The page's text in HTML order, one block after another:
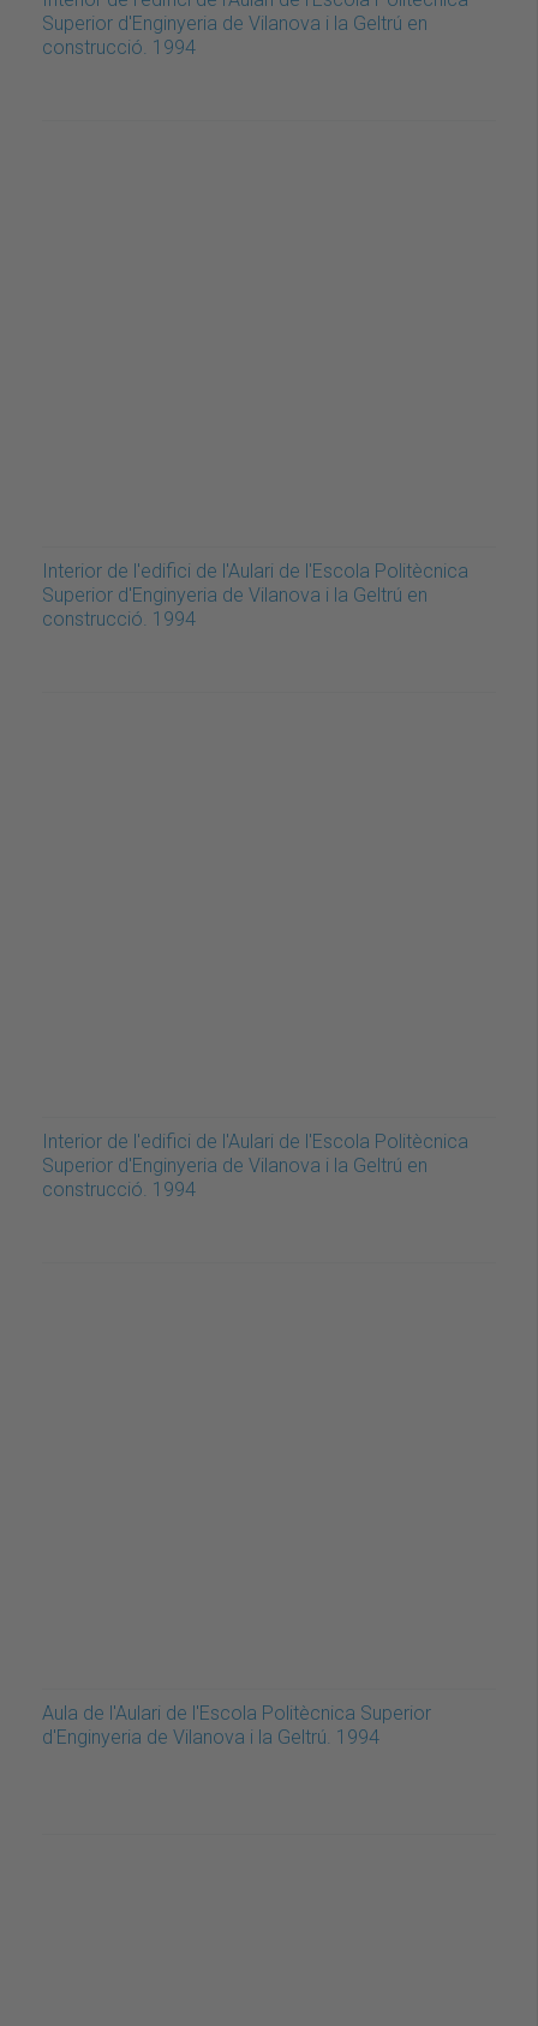
Superior d'Enginyeria de Vilanova i la Geltrú en
construcció. 1994
Interior de l'edifici de l'Aulari de l'Escola Politècnica
Superior d'Enginyeria de Vilanova i la Geltrú en
construcció. 1994
Interior de l'edifici de l'Aulari de l'Escola Politècnica
Superior d'Enginyeria de Vilanova i la Geltrú en
construcció. 1994
Aula de l'Aulari de l'Escola Politècnica Superior
d'Enginyeria de Vilanova i la Geltrú. 1994